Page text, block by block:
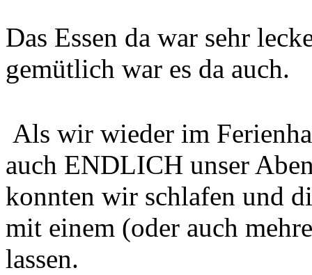
Das Essen da war sehr
gemütlich war es da auch.
Als wir wieder im
auch ENDLICH unser
konnten wir schlafen und
mit einem (oder auch
lassen.